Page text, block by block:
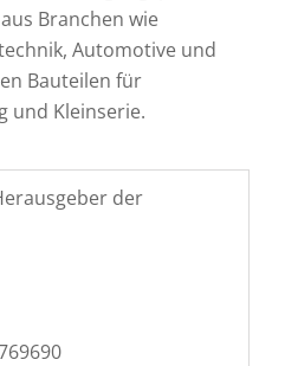
Branchen wie
Automotive und
Bauteilen für
und Kleinserie.
der